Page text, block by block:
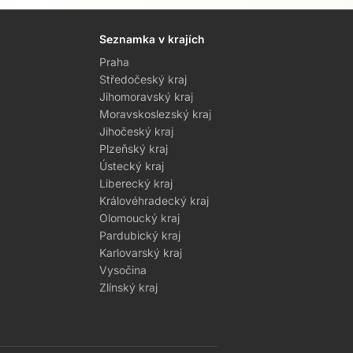
Seznamka v krajích
Praha
Středočeský kraj
Jihomoravský kraj
Moravskoslezský kraj
Jihočeský kraj
Plzeňský kraj
Ústecký kraj
Liberecký kraj
Královéhradecký kraj
Olomoucký kraj
Pardubický kraj
Karlovarský kraj
Vysočina
Zlínský kraj